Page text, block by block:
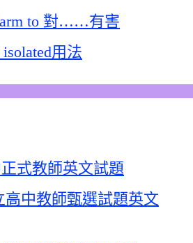
to 對……有害
用法
式教師英文試題
高中教師甄選試題英文